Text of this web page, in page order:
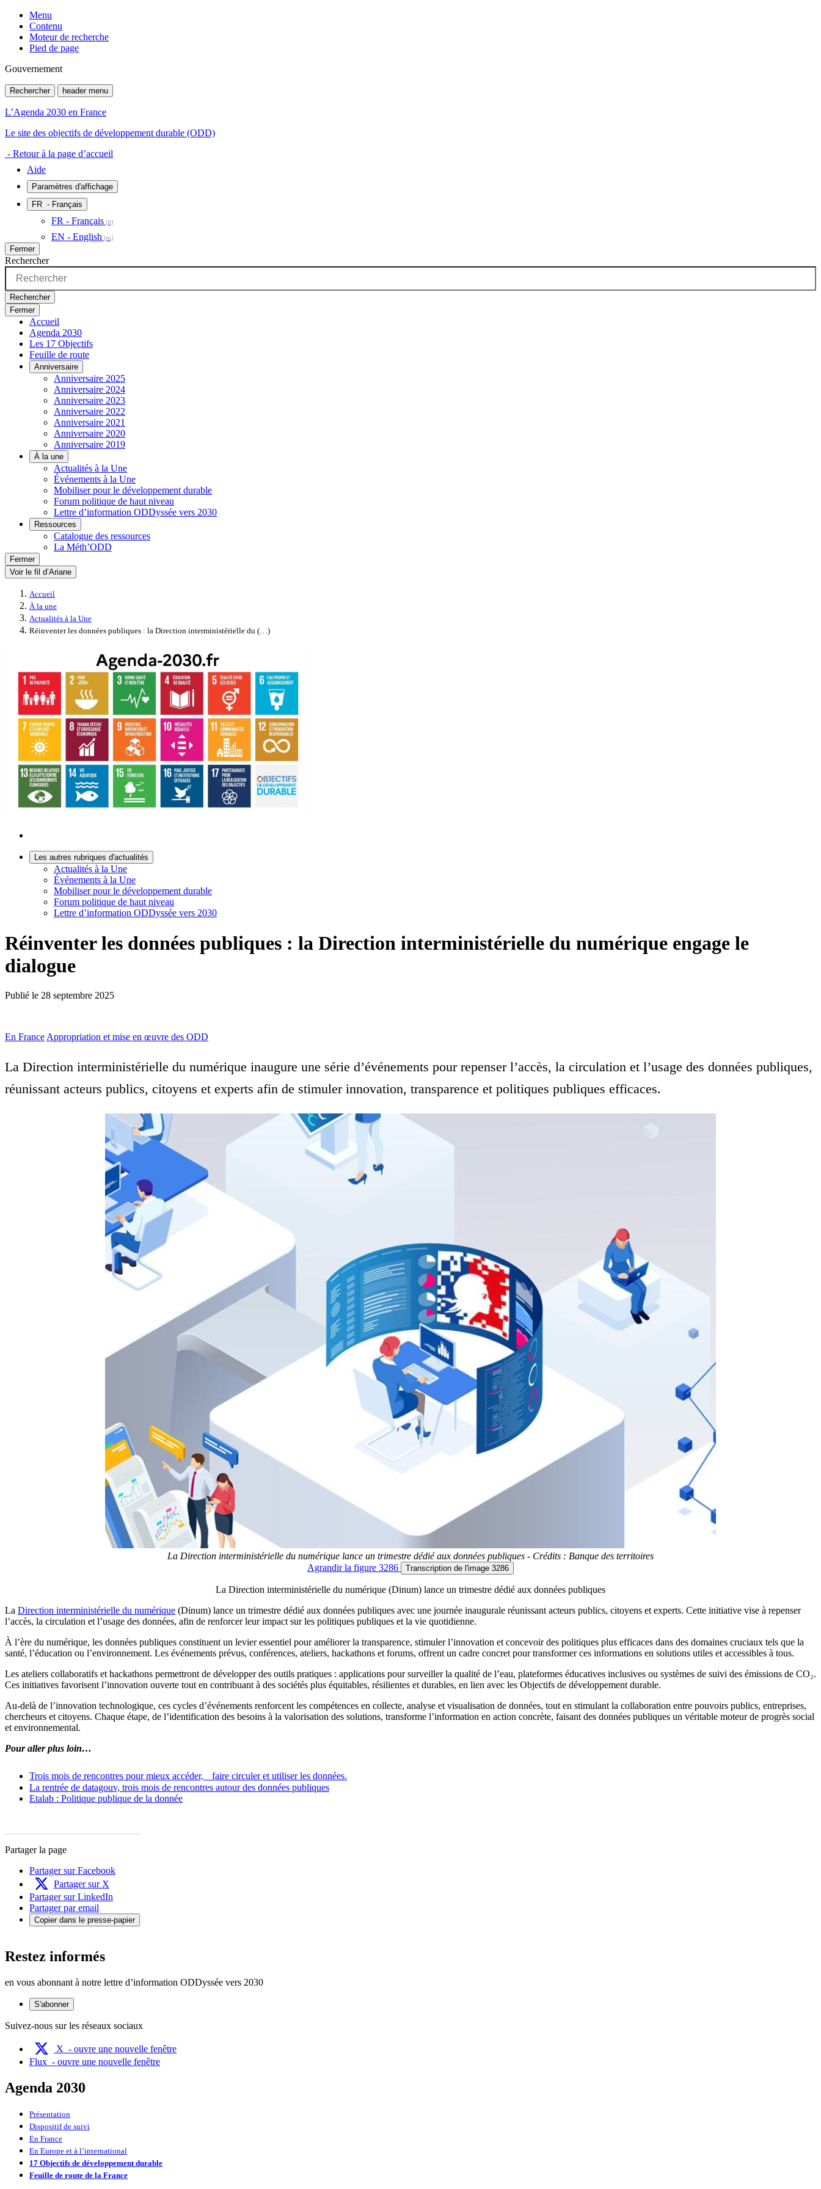
Menu
Contenu
Moteur de recherche
Pied de page
Gouvernement
Rechercher header menu
L’Agenda 2030 en France
Le site des objectifs de développement durable (ODD)
- Retour à la page d’accueil
Aide
Paramètres d'affichage
FR - Français
FR - Français
EN - English
Fermer
Rechercher
Rechercher
Fermer
Accueil
Agenda 2030
Les 17 Objectifs
Feuille de route
Anniversaire
Anniversaire 2025
Anniversaire 2024
Anniversaire 2023
Anniversaire 2022
Anniversaire 2021
Anniversaire 2020
Anniversaire 2019
À la une
Actualités à la Une
Événements à la Une
Mobiliser pour le développement durable
Forum politique de haut niveau
Lettre d’information ODDyssée vers 2030
Ressources
Catalogue des ressources
La Méth’ODD
Fermer
Voir le fil d’Ariane
Accueil
À la une
Actualités à la Une
Réinventer les données publiques : la Direction interministérielle du (…)
Les autres rubriques d'actualités
Actualités à la Une
Événements à la Une
Mobiliser pour le développement durable
Forum politique de haut niveau
Lettre d’information ODDyssée vers 2030
Réinventer les données publiques : la Direction interministérielle du numérique engage le
dialogue
Publié le 28 septembre 2025
En France Appropriation et mise en œuvre des ODD
La Direction interministérielle du numérique inaugure une série d’événements pour repenser l’accès, la circulation et l’usage des données publiques,
réunissant acteurs publics, citoyens et experts afin de stimuler innovation, transparence et politiques publiques efficaces.
La Direction interministérielle du numérique lance un trimestre dédié aux données publiques - Crédits : Banque des territoires
Agrandirla figure 3286 Transcription de l'image 3286
La Direction interministérielle du numérique (Dinum) lance un trimestre dédié aux données publiques
La Direction interministérielle du numérique (Dinum) lance un trimestre dédié aux données publiques avec une journée inaugurale réunissant acteurs publics, citoyens et experts. Cette initiative vise à repenser
l’accès, la circulation et l’usage des données, afin de renforcer leur impact sur les politiques publiques et la vie quotidienne.
À l’ère du numérique, les données publiques constituent un levier essentiel pour améliorer la transparence, stimuler l’innovation et concevoir des politiques plus efficaces dans des domaines cruciaux tels que la
santé, l’éducation ou l’environnement. Les événements prévus, conférences, ateliers, hackathons et forums, offrent un cadre concret pour transformer ces informations en solutions utiles et accessibles à tous.
Les ateliers collaboratifs et hackathons permettront de développer des outils pratiques : applications pour surveiller la qualité de l’eau, plateformes éducatives inclusives ou systèmes de suivi des émissions de CO₂.
Ces initiatives favorisent l’innovation ouverte tout en contribuant à des sociétés plus équitables, résilientes et durables, en lien avec les Objectifs de développement durable.
Au-delà de l’innovation technologique, ces cycles d’événements renforcent les compétences en collecte, analyse et visualisation de données, tout en stimulant la collaboration entre pouvoirs publics, entreprises,
chercheurs et citoyens. Chaque étape, de l’identification des besoins à la valorisation des solutions, transforme l’information en action concrète, faisant des données publiques un véritable moteur de progrès social
et environnemental.
Pour aller plus loin…
Trois mois de rencontres pour mieux accéder, faire circuler et utiliser les données.
La rentrée de datagouv, trois mois de rencontres autour des données publiques
Etalab : Politique publique de la donnée
Partager la page
Partager sur Facebook
Partager sur X
Partager sur LinkedIn
Partager par email
Copier dans le presse-papier
Restez informés
en vous abonnant à notre lettre d’information ODDyssée vers 2030
S'abonner
Suivez-nous sur les réseaux sociaux
X - ouvre une nouvelle fenêtre
Flux - ouvre une nouvelle fenêtre
Agenda 2030
Présentation
Dispositif de suivi
En France
En Europe et à l’international
17 Objectifs de développement durable
Feuille de route de la France